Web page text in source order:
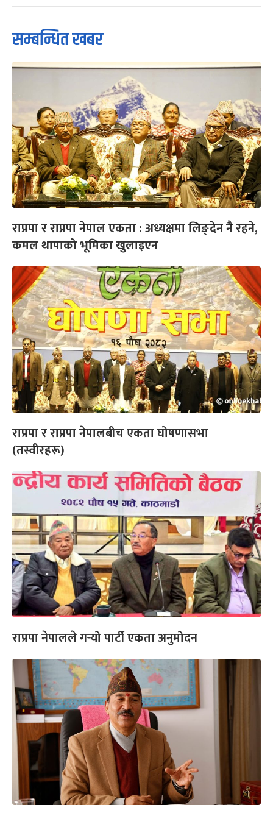
सम्बन्धित खबर
राप्रपा र राप्रपा नेपाल एकता : अध्यक्षमा लिङ्देन नै रहने,
कमल थापाको भूमिका खुलाइएन
राप्रपा र राप्रपा नेपालबीच एकता घोषणासभा
(तस्वीरहरू)
राप्रपा नेपालले गर्‍यो पार्टी एकता अनुमोदन